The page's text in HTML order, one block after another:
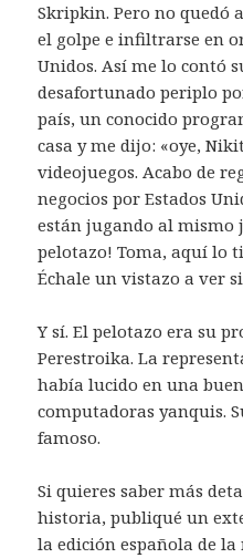
Skripkin. Pero no quedó
el golpe e infiltrarse en
Unidos. Así me lo contó
desafortunado periplo
país, un conocido
casa y me dijo: «oye,
videojuegos. Acabo de
negocios por Estados
están jugando al mismo
pelotazo! Toma, aquí lo
Échale un vistazo a ver
Y sí. El pelotazo era su
Perestroika. La
había lucido en una
computadoras yanquis.
famoso.
Si quieres saber más
historia, publiqué un
la edición española de